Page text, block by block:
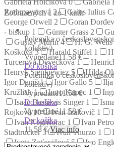
Gabriela Holčíková0 Gabriela
Rothmayerová 2 Gaius Iulius
George Orwell 2 Goran
- biskup 1 Günter Grass 2
Gustáv Murín4 H. G. Wells
Košková3 Harald Stiffel 1
Turcerová Devečková1
Henryk Sienkiewicz5 Hilda
Igor Daniš1 Igor Gallo 5
Kružliak1 Imro Kupec 1
Isaac Bashevis Singer 1
Rojková10 Ivan Izakovič 1
Ivan Negrišorac 1 Ivan
Stadtrucker3 Ivan Thurzo 1
Iveta Zaťovičová5 Ivo
Zobrazených 1 zo 1 kníh
Polemika o
kolektív)
Vypredané11.58 €
Do košíka
Polemika o
kolektív)
Vypredané11.58 €
Do košíka
Vypredané11.58 €
Do košíka
11.58€ Viac info